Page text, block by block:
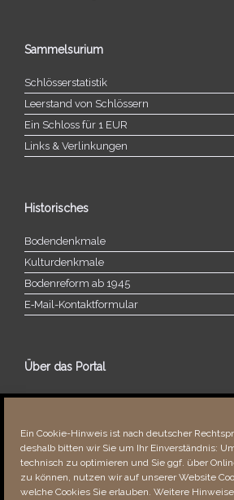
Ein Cookie-Hinweis ist nach deutscher
deshalb bitten wir Sie um Ihr Einverständnis:
technisch zu optimieren und Sie ggf. über
zu können, nutzen wir auf unserer Website
welche Cookies Sie erlauben. Weitere
Sammelsurium
Schlösserstatistik
Leerstand von Schlössern
Ein Schloss für 1 EUR
Links & Verlinkungen
Historisches
Bodendenkmale
Kulturdenkmale
Bodenreform ab 1945
E‑Mail-​​Kontaktformular
Über das Portal
Über dieses Portal
Fehler bemerkt?